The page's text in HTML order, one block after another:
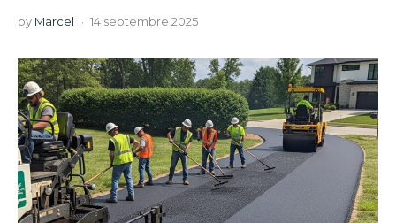
by Marcel 14 septembre 2025